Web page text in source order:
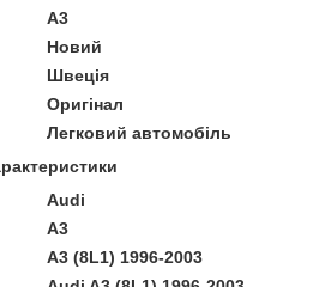
A3
Новий
Швеція
Оригінал
Легковий автомобіль
Audi
A3
A3 (8L1) 1996-2003